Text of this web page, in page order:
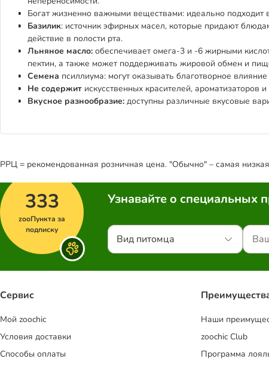
Богат жизненно важными веществами: идеально подходит
Базилик: источник эфирных масел, которые придают
действие в полости рта.
Льняное масло: обеспечивает омега-3 и -6 жирными
пектин, а также может поддерживать жировой обмен и
Семена псиллиума: могут оказывать благотворное
Не содержит искусственных красителей, ароматизаторов
Вкусное разнообразие: доступны различные вкусовые
РРЦ = рекомендованная розничная цена. "Обычно" – самая
333
zooПункта за
подписку
Узнавайте о специальных
Вид питомца
Сервис
Mой zoochic
Условия доставки
Способы оплаты
Наши
zoochic Club
Программа